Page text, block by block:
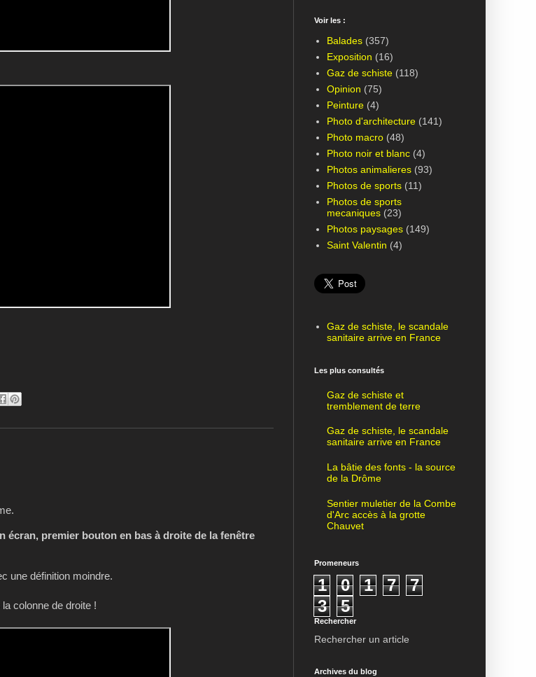
premier bouton en bas à droite de la fenêtre
une définition moindre.
colonne de droite !
Voir les :
Balades (357)
Exposition (16)
Gaz de schiste (118)
Opinion (75)
Peinture (4)
Photo d'architecture (141)
Photo macro (48)
Photo noir et blanc (4)
Photos animalieres (93)
Photos de sports (11)
Photos de sports
mecaniques (23)
Photos paysages (149)
Saint Valentin (4)
Gaz de schiste, le scandale
sanitaire arrive en France
Les plus consultés
Gaz de schiste et
tremblement de terre
Gaz de schiste, le scandale
sanitaire arrive en France
La bâtie des fonts - la source
de la Drôme
Sentier muletier de la Combe
d'Arc accès à la grotte
Chauvet
Promeneurs
1 0 1 7
7
3
5
Rechercher
Rechercher un article
Archives du blog